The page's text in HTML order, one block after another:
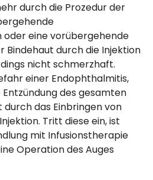
durch die Prozedur der
eine vorübergehende
Bindehaut durch die Injektion
nicht schmerzhaft.
einer Endophthalmitis,
des gesamten
das Einbringen von
Tritt diese ein, ist
mit Infusionstherapie
Operation des Auges